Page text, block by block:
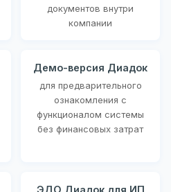
документов внутри
компании
Демо-версия Диадок
для предварительного
ознакомления с
функционалом системы
без финансовых затрат
ЭДО Диадок для ИП